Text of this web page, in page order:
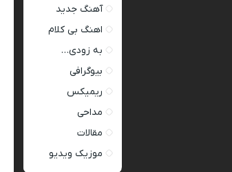
آهنگ جدید
اهنگ بی کلام
به زودی…
بیوگرافی
ریمیکس
مداحی
مقالات
موزیک ویدیو